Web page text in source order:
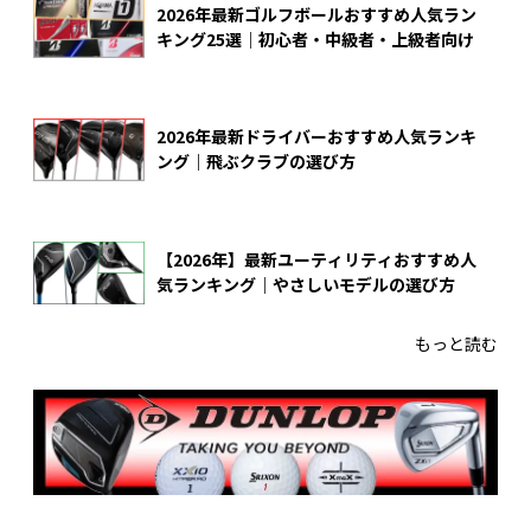
2026年最新ゴルフボールおすすめ人気ラン
キング25選｜初心者・中級者・上級者向け
2026年最新ドライバーおすすめ人気ランキ
ング｜飛ぶクラブの選び方
【2026年】最新ユーティリティおすすめ人
気ランキング｜やさしいモデルの選び方
もっと読む